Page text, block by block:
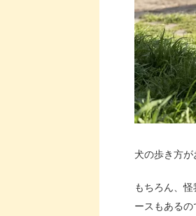
犬の歩き方が
もちろん、
ースもあるの